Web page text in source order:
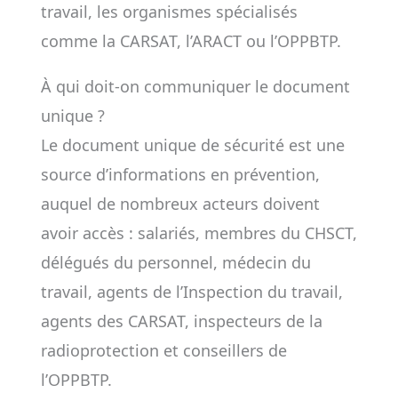
travail, les organismes spécialisés
comme la CARSAT, l’ARACT ou l’OPPBTP.
À qui doit-on communiquer le document
unique ?
Le document unique de sécurité est une
source d’informations en prévention,
auquel de nombreux acteurs doivent
avoir accès : salariés, membres du CHSCT,
délégués du personnel, médecin du
travail, agents de l’Inspection du travail,
agents des CARSAT, inspecteurs de la
radioprotection et conseillers de
l’OPPBTP.